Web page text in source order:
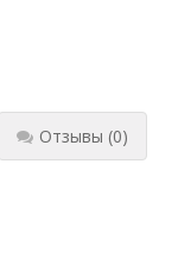
Отзывы (0)